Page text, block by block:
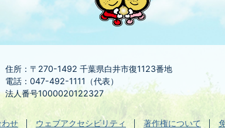
住所：〒270-1492 千葉県白井市復1123番地
電話：047-492-1111（代表）
法人番号1000020122327
わせ ウェブアクセシビリティ 著作権について